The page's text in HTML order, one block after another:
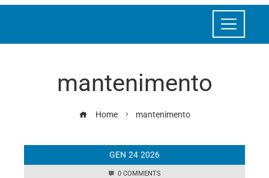
mantenimento
Home mantenimento
GEN 24 2026
0 COMMENTS